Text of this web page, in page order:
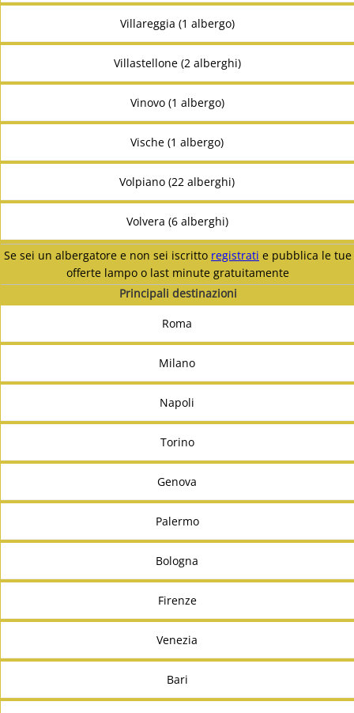
Villareggia (1 albergo)
Villastellone (2 alberghi)
Vinovo (1 albergo)
Vische (1 albergo)
Volpiano (22 alberghi)
Volvera (6 alberghi)
Se sei un albergatore e non sei iscritto registrati e pubblica le tue
offerte lampo o last minute gratuitamente
Principali destinazioni
Roma
Milano
Napoli
Torino
Genova
Palermo
Bologna
Firenze
Venezia
Bari